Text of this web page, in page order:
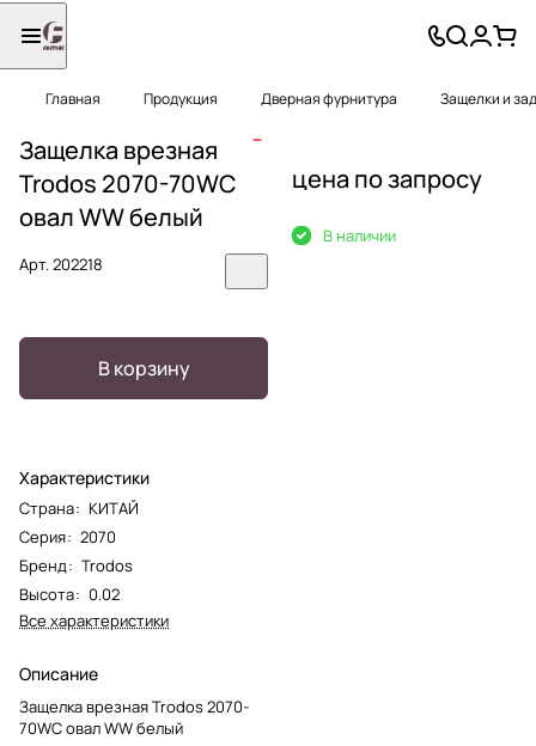
Главная Продукция Дверная фурнитура Защелки и
Защелка врезная
Trodos 2070-70WС
овал WW белый
Арт.202218
В корзину
Характеристики
Страна: КИТАЙ
Серия: 2070
Бренд: Trodos
Высота: 0.02
Все характеристики
Описание
Защелка врезная Trodos 2070-
70WС овал WW белый
цена по запросу
В наличии